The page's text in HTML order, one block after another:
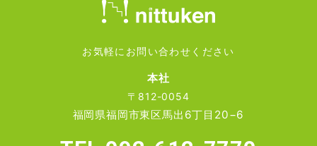
お気軽にお問い合わせください
本社
〒812-0054
福岡県福岡市東区馬出6丁目20−6